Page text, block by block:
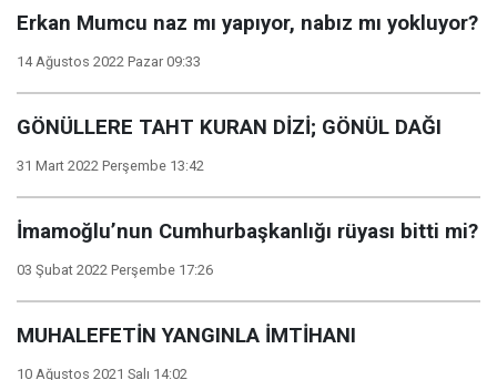
Erkan Mumcu naz mı yapıyor, nabız mı yokluyor?
14 Ağustos 2022 Pazar 09:33
GÖNÜLLERE TAHT KURAN DİZİ; GÖNÜL DAĞI
31 Mart 2022 Perşembe 13:42
İmamoğlu’nun Cumhurbaşkanlığı rüyası bitti mi?
03 Şubat 2022 Perşembe 17:26
MUHALEFETİN YANGINLA İMTİHANI
10 Ağustos 2021 Salı 14:02